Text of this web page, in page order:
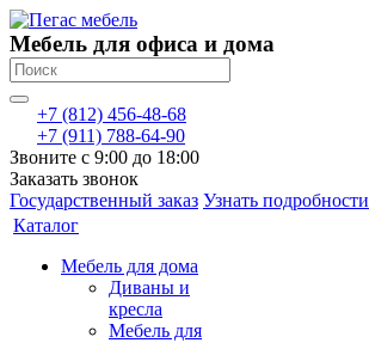
Мебель для офиса и дома
+7 (812) 456-48-68
+7 (911) 788-64-90
Звоните с 9:00 до 18:00
Заказать звонок
Государственный заказ Узнать подробности
Каталог
Мебель для дома
Диваны и
кресла
Мебель для